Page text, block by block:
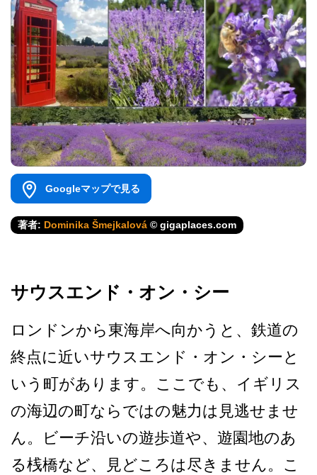
Googleマップで見る
著者: Dominika Šmejkalová © gigaplaces.com
サウスエンド・オン・シー
ロンドンから東海岸へ向かう­と、鉄道の
終点に近いサウスエンド・オン・シーと
い­う町があります。ここでも、イギリス
の海辺の町なら­ではの魅力は見逃せませ
ん。ビーチ沿いの遊歩道や、­遊園地のあ
る桟橋など、見どころは尽きません。こ